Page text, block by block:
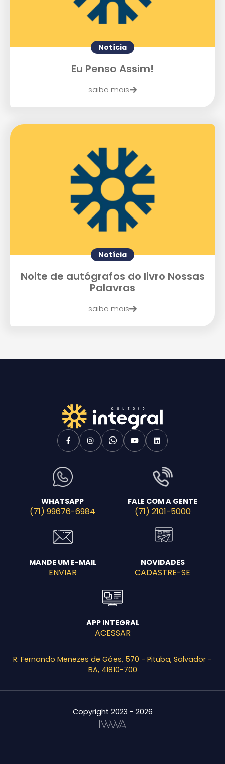
Notícia
Eu Penso Assim!
saiba mais
Notícia
Noite de autógrafos do livro Nossas
Palavras
saiba mais
WHATSAPP
(71) 99676-6984
FALE COM A GENTE
(71) 2101-5000
MANDE UM E-MAIL
ENVIAR
NOVIDADES
CADASTRE-SE
APP INTEGRAL
ACESSAR
R. Fernando Menezes de Góes, 570 - Pituba, Salvador -
BA, 41810-700
Copyright 2023 - 2026